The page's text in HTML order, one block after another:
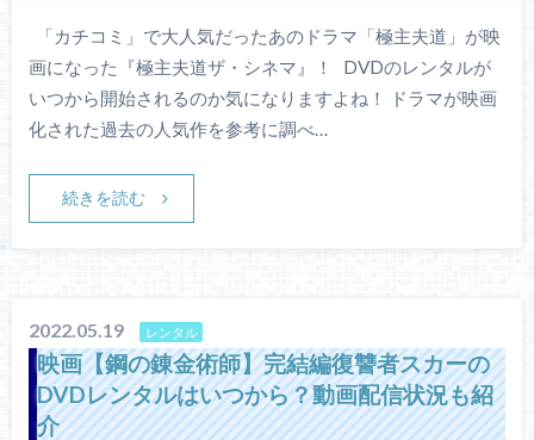
「カチコミ」で大人気だったあのドラマ「極主夫道」が映
画になった『極主夫道ザ・シネマ』！ DVDのレンタルが
いつから開始されるのか気になりますよね！ ドラマが映画
化された過去の人気作を参考に調べ…
続きを読む
2022.05.19 レンタル
映画【鋼の錬金術師】完結編復讐者スカーの
DVDレンタルはいつから？動画配信状況も紹
介